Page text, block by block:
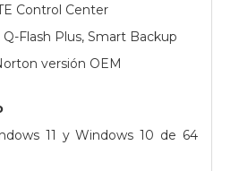
Control Center
Q-Flash Plus, Smart Backup
versión OEM
11 y Windows 10 de 64